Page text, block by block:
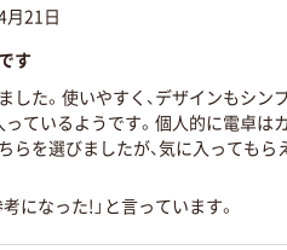
月21日
す
した。使いやすく、デザインもシン
っているようです。個人的に電卓は
らを選びましたが、気に入ってもら
になった!」と言っています。